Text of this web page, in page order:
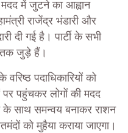
मदद में जुटने का आह्वान
राजेंद्र भंडारी और
दी गई है। पार्टी के सभी
जुड़े हैं।
पदाधिकारियों को
पर पहुंचकर लोगों की मदद
के साथ समन्वय बनाकर राशन
को मुहैया कराया जाएगा।